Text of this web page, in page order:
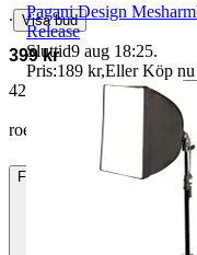
∙ Visa bud
399 kr
421 kr med köparskydd.
roensk vann auktionen
Frakt Från 72 kr
Pagani Design
Release
Sluttid9 aug 18:25.
Pris:189 kr,Eller Köp nu